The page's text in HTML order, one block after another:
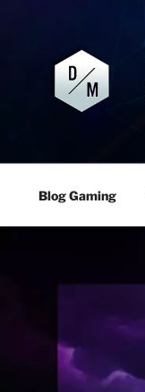
principal
Blog Gaming